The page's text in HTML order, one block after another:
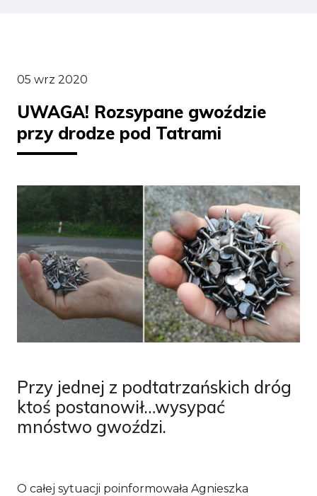
05 wrz 2020
UWAGA! Rozsypane gwoździe
przy drodze pod Tatrami
Przy jednej z podtatrzańskich dróg
ktoś postanowił…wysypać
mnóstwo gwoździ.
O całej sytuacji poinformowała Agnieszka